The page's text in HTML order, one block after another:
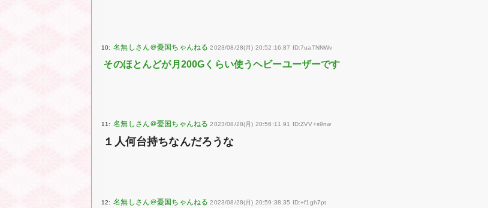
10: 2023/08/28(月) 20:52:16.87 ID:7uaTNNWv
そのほとんどが月200Gくらい使うヘビーユーザーです
11: 2023/08/28(月) 20:56:11.91 ID:ZVV+s9nw
１人何台持ちなんだろうな
12: 2023/08/28(月) 20:59:38.35 ID:+f1gh7pt